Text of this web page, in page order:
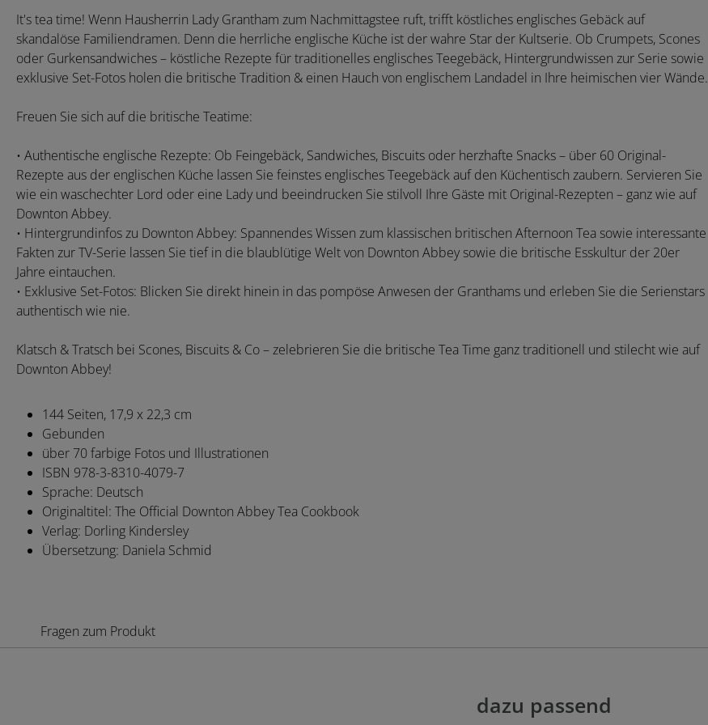
It's tea time! Wenn Hausherrin Lady Grantham zum Nachmittagstee ruft, trifft köstliches englisches Gebäck auf
skandalöse Familiendramen. Denn die herrliche englische Küche ist der wahre Star der Kultserie. Ob Crumpets, Scones
oder Gurkensandwiches – köstliche Rezepte für traditionelles englisches Teegebäck, Hintergrundwissen zur Serie sowie
exklusive Set-Fotos holen die britische Tradition & einen Hauch von englischem Landadel in Ihre heimischen vier Wände.
Freuen Sie sich auf die britische Teatime:
• Authentische englische Rezepte: Ob Feingebäck, Sandwiches, Biscuits oder herzhafte Snacks – über 60 Original-
Rezepte aus der englischen Küche lassen Sie feinstes englisches Teegebäck auf den Küchentisch zaubern. Servieren Sie
wie ein waschechter Lord oder eine Lady und beeindrucken Sie stilvoll Ihre Gäste mit Original-Rezepten – ganz wie auf
Downton Abbey.
• Hintergrundinfos zu Downton Abbey: Spannendes Wissen zum klassischen britischen Afternoon Tea sowie interessante
Fakten zur TV-Serie lassen Sie tief in die blaublütige Welt von Downton Abbey sowie die britische Esskultur der 20er
Jahre eintauchen.
• Exklusive Set-Fotos: Blicken Sie direkt hinein in das pompöse Anwesen der Granthams und erleben Sie die Serienstars
authentisch wie nie.
Klatsch & Tratsch bei Scones, Biscuits & Co – zelebrieren Sie die britische Tea Time ganz traditionell und stilecht wie auf
Downton Abbey!
144 Seiten, 17,9 x 22,3 cm
Gebunden
über 70 farbige Fotos und Illustrationen
ISBN 978-3-8310-4079-7
Sprache: Deutsch
Originaltitel: The Official Downton Abbey Tea Cookbook
Verlag: Dorling Kindersley
Übersetzung: Daniela Schmid
Fragen zum Produkt
dazu passend